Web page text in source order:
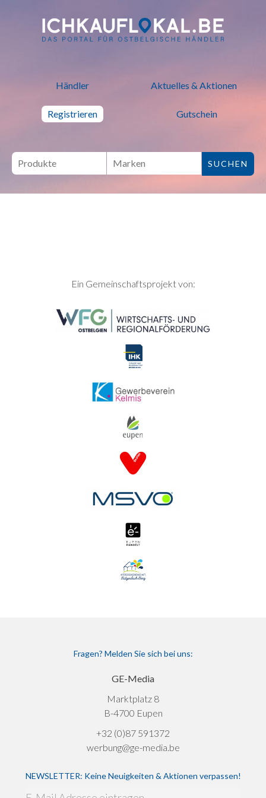
ich kauf lokal - Bei lokalen
Händler Aktuelles & Aktionen
Registrieren Gutschein
SEITENFUSSEin Gemeinschaftsprojekt von:
Fragen? Melden Sie sich bei uns:
GE-Media
Marktplatz 8
B-4700 Eupen
+32 (0)87 591372
werbung@ge-media.be
NEWSLETTER: Keine Neuigkeiten & Aktionen verpassen!